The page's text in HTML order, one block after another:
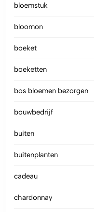
bloemstuk
bloomon
boeket
boeketten
bos bloemen bezorgen
bouwbedrijf
buiten
buitenplanten
cadeau
chardonnay